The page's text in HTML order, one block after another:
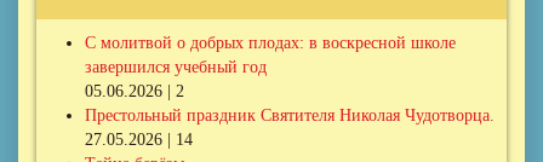
С молитвой о добрых плодах: в воскресной школе
завершился учебный год
05.06.2026 | 2
Престольный праздник Святителя Николая Чудотворца.
27.05.2026 | 14